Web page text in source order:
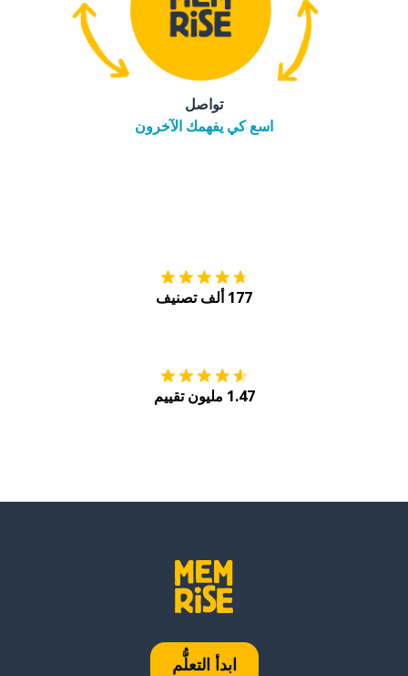
تواصل
اسع كي يفهمك الآخرون
177 ألف تصنيف
1.47 مليون تقييم
ابدأ التعلُّم